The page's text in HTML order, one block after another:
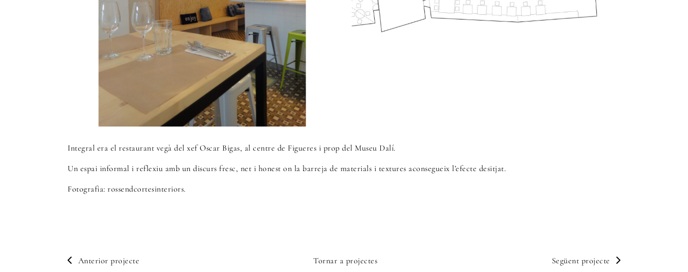
Integral era el restaurant vegà del xef Oscar Bigas, al centre de Figueres i prop del Museu Dalí.
Un espai informal i reflexiu amb un discurs fresc, net i honest on la barreja de materials i textures aconsegueix l’efecte desitjat.
Fotografia: rossendcortesinteriors.
Anterior projecte Tornar a projectes Següent projecte